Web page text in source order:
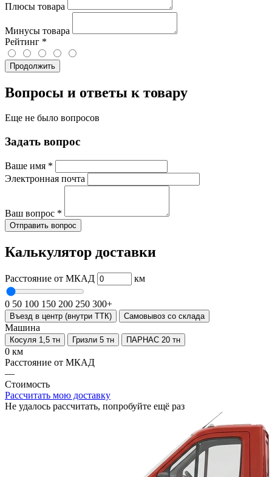
Плюсы товара
Минусы товара
Рейтинг *
Продолжить
Вопросы и ответы к товару
Еще не было вопросов
Задать вопрос
Ваше имя *
Электронная почта
Ваш вопрос *
Отправить вопрос
Калькулятор доставки
Расстояние от МКАД км
0 50 100 150 200 250 300+
Въезд в центр (внутри ТТК) Самовывоз со склада
Машина
Косуля 1,5 тн Гризли 5 тн ПАРНАС 20 тн
0 км
Расстояние от МКАД
—
Стоимость
Рассчитать мою доставку
Не удалось рассчитать, попробуйте ещё раз